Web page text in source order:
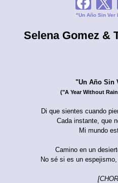
"Un Año Sin
Selena Gomez &
"Un Año Sin
("A Year Without
Di que sientes cuando
Cada instante, que
Mi mundo
Camino en un
No sé si es un